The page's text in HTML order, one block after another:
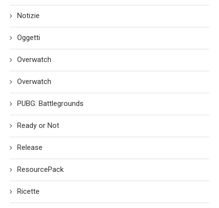
Notizie
Oggetti
Overwatch
Overwatch
PUBG: Battlegrounds
Ready or Not
Release
ResourcePack
Ricette